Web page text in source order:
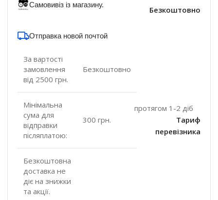
Самовивіз із магазину.
Безкоштовно
Отправка новой почтой
За вартості
замовлення
від 2500 грн.
Безкоштовно
Мінімальна
сума для
відправки
післяплатою:
300 грн.
Безкоштовна
доставка не
діє на знижки
та акції.
протягом 1-2 діб
Тариф
перевізника